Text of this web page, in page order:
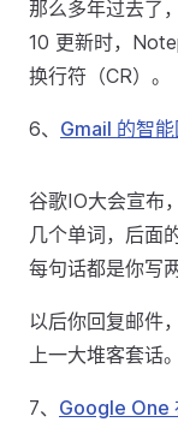
那么多年过去了
10 更新时，
换行符（CR）。
6、 Gmail 的智
谷歌IO大会宣布
几个单词，后面
每句话都是你写
以后你回复邮件
上一大堆客套话。
7、 Google One